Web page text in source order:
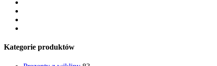
Kategorie produktów